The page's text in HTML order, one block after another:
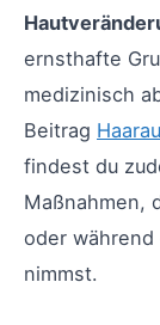
ernsthafte
medizinisch
Beitrag
findest du
Maßnahmen,
oder
nimmst.